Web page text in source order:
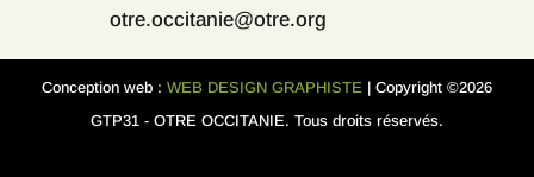
otre.occitanie@otre.org
Conception web : WEB DESIGN GRAPHISTE | Copyright ©2026
GTP31 - OTRE OCCITANIE. Tous droits réservés.